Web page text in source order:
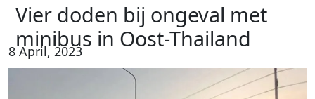
Vier doden bij ongeval met
minibus in Oost-Thailand
8 April, 2023